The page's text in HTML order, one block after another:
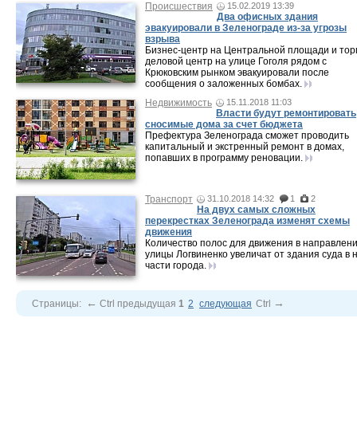
Происшествия 15.02.2019 13:39
Два офисных здания
эвакуировали в Зеленограде из-за угрозы
взрыва
Бизнес-центр на Центральной площади и
деловой центр на улице Гоголя рядом с
Крюковским рынком эвакуировали после
сообщения о заложенных бомбах.
Недвижимость
15.11.2018 11:03
Власти будут ремонтировать
сносимые дома за счет бюджета
Префектура Зеленограда сможет проводить
капитальный и экстренный ремонт в домах,
попавших в программу реновации.
Транспорт 31.10.2018 14:32 1 2
На двух самых сложных
перекрестках Зеленограда изменят схемы
движения
Количество полос для движения в
улицы Логвиненко увеличат от здания суда в
части города.
Страницы: ← Ctrl предыдущая 1 2 следующая Ctrl →